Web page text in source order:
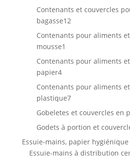
produits
Contenants et couvercles
bagasse1212
produits
Contenants pour aliments
mousse1
produit
Contenants pour aliments
papier44
produits
Contenants pour aliments
plastique77
produits
Gobeletes et couvercles en
Godets à portion et
Essuie-mains, papier
Essuie-mains à distribution